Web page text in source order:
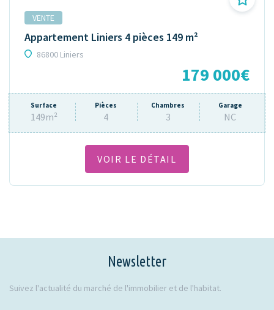
VENTE
Appartement Liniers 4 pièces 149 m²
86800 Liniers
179 000€
Surface
149m²
Pièces
4
Chambres
3
Garage
NC
VOIR LE DÉTAIL
Newsletter
Suivez l'actualité du marché de l'immobilier et de l'habitat.